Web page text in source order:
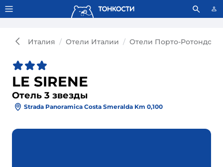
Тонкости используют сookie-файлы. Что это значит?
Италия Отели Италии Отели Порто-Ротондо
LE SIRENE
Отель 3 звезды
Strada Panoramica Costa Smeralda Km 0,100